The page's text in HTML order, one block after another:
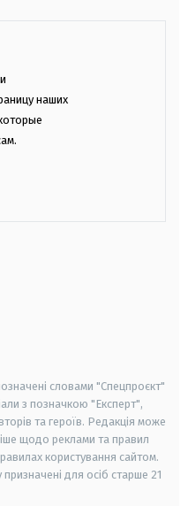
наших
словами "Спецпроєкт"
з позначкою "Експерт",
та героїв. Редакція може
щодо реклами та правил
користування сайтом.
призначені для осіб старше 21